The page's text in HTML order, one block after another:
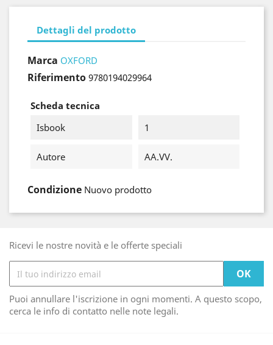
Dettagli del prodotto
Marca OXFORD
Riferimento 9780194029964
Scheda tecnica
Isbook
1
Autore AA.VV.
Condizione Nuovo prodotto
Ricevi le nostre novità e le offerte speciali
Puoi annullare l'iscrizione in ogni momenti. A questo scopo,
cerca le info di contatto nelle note legali.